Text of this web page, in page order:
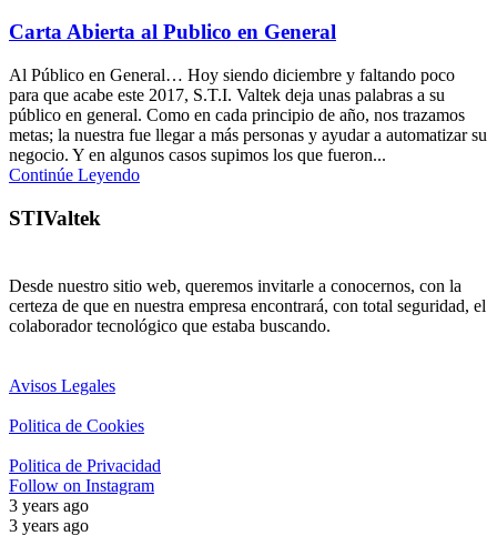
Carta Abierta al Publico en General
Al Público en General… Hoy siendo diciembre y faltando poco
para que acabe este 2017, S.T.I. Valtek deja unas palabras a su
público en general. Como en cada principio de año, nos trazamos
metas; la nuestra fue llegar a más personas y ayudar a automatizar su
negocio. Y en algunos casos supimos los que fueron...
Continúe Leyendo
STIValtek
Desde nuestro sitio web, queremos invitarle a conocernos, con la
certeza de que en nuestra empresa encontrará, con total seguridad, el
colaborador tecnológico que estaba buscando.
Avisos Legales
Politica de Cookies
Politica de Privacidad
Follow on Instagram
3 years ago
3 years ago